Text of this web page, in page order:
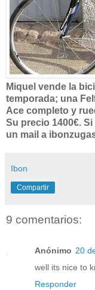
Miquel vende la
temporada; una
Ace completo y
Su precio 1400€.
un mail a
Ibon
Compartir
9 comentarios:
Anónimo 20
well its nice to
Responder